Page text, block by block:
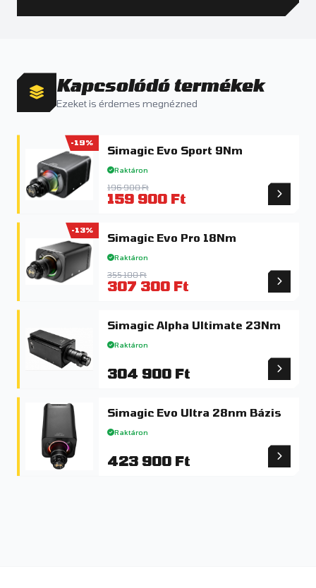
Kapcsolódó termékek
Ezeket is érdemes megnézned
-19%
Simagic Evo Sport 9Nm
Raktáron
196 900 Ft
159 900 Ft
-13%
Simagic Evo Pro 18Nm
Raktáron
355 100 Ft
307 300 Ft
Simagic Alpha Ultimate 23Nm
Raktáron
304 900 Ft
Simagic Evo Ultra 28nm Bázis
Raktáron
423 900 Ft